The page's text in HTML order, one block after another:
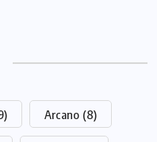
Arcano (8)